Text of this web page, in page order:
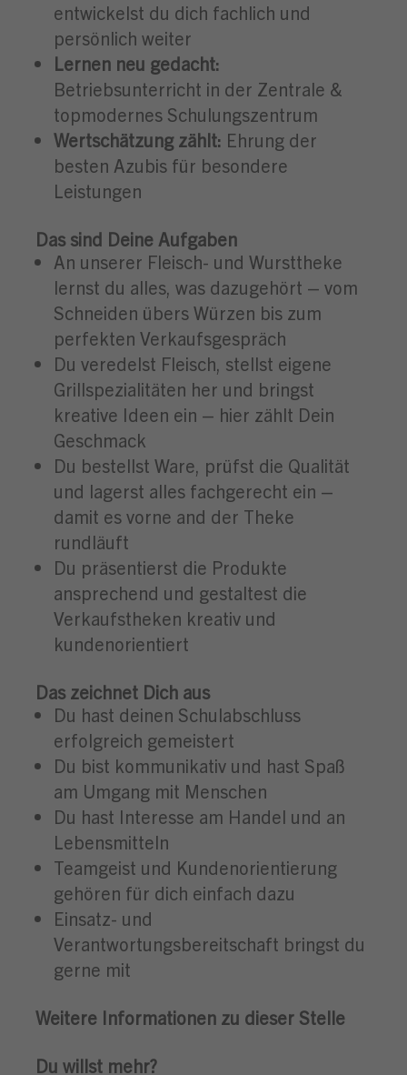
entwickelst du dich fachlich und
persönlich weiter
Lernen neu gedacht:
Betriebsunterricht in der Zentrale &
topmodernes Schulungszentrum
Wertschätzung zählt: Ehrung der
besten Azubis für besondere
Leistungen
Das sind Deine Aufgaben
An unserer Fleisch- und Wursttheke
lernst du alles, was dazugehört – vom
Schneiden übers Würzen bis zum
perfekten Verkaufsgespräch
Du veredelst Fleisch, stellst eigene
Grillspezialitäten her und bringst
kreative Ideen ein – hier zählt Dein
Geschmack
Du bestellst Ware, prüfst die Qualität
und lagerst alles fachgerecht ein –
damit es vorne and der Theke
rundläuft
Du präsentierst die Produkte
ansprechend und gestaltest die
Verkaufstheken kreativ und
kundenorientiert
Das zeichnet Dich aus
Du hast deinen Schulabschluss
erfolgreich gemeistert
Du bist kommunikativ und hast Spaß
am Umgang mit Menschen
Du hast Interesse am Handel und an
Lebensmitteln
Teamgeist und Kundenorientierung
gehören für dich einfach dazu
Einsatz- und
Verantwortungsbereitschaft bringst du
gerne mit
Weitere Informationen zu dieser Stelle
Du willst mehr?